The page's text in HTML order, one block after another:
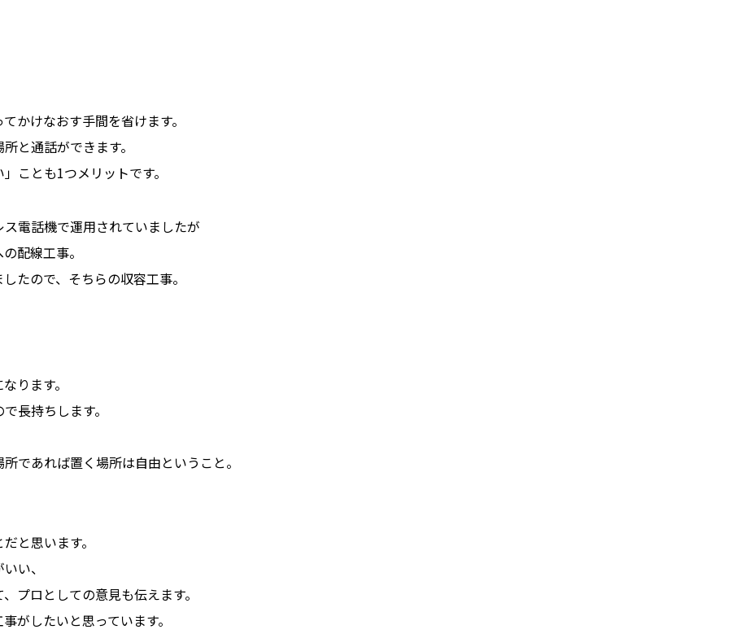
かけなおす手間を省けます。
と通話ができます。
ことも1つメリットです。
電話機で運用されていましたが
配線工事。
たので、そちらの収容工事。
ります。
長持ちします。
であれば置く場所は自由ということ。
と思います。
い、
プロとしての意見も伝えます。
がしたいと思っています。